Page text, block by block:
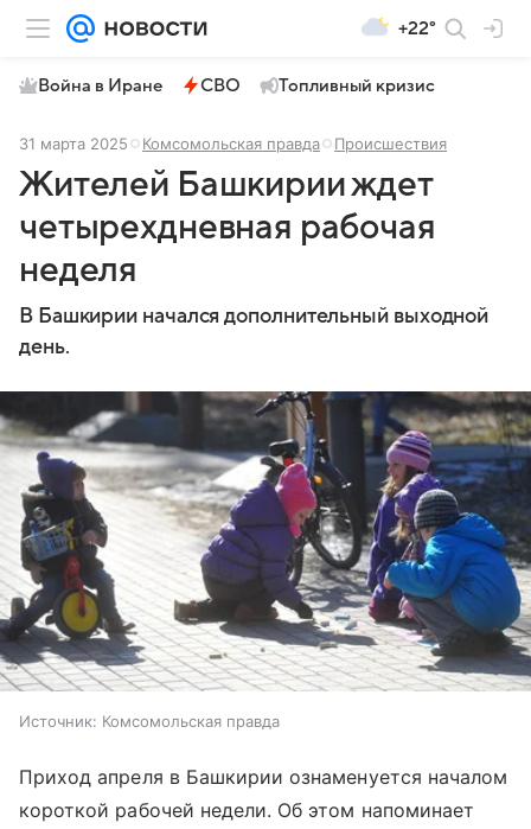
+22°
Война в Иране СВО Топливный кризис
31 марта 2025 Комсомольская правда Происшествия
Жителей Башкирии ждет
четырехдневная рабочая
неделя
В Башкирии начался дополнительный выходной
день.
Источник: Комсомольская правда
Приход апреля в Башкирии ознаменуется началом
короткой рабочей недели. Об этом напоминает